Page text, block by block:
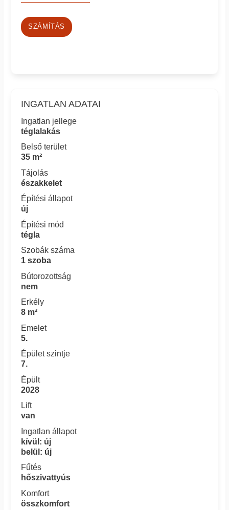
SZÁMÍTÁS
INGATLAN ADATAI
Ingatlan jellege
téglalakás
Belső terület
35 m²
Tájolás
északkelet
Építési állapot
új
Építési mód
tégla
Szobák száma
1 szoba
Bútorozottság
nem
Erkély
8 m²
Emelet
5.
Épület szintje
7.
Épült
2028
Lift
van
Ingatlan állapot
kívül: új
belül: új
Fűtés
hőszivattyús
Komfort
összkomfort